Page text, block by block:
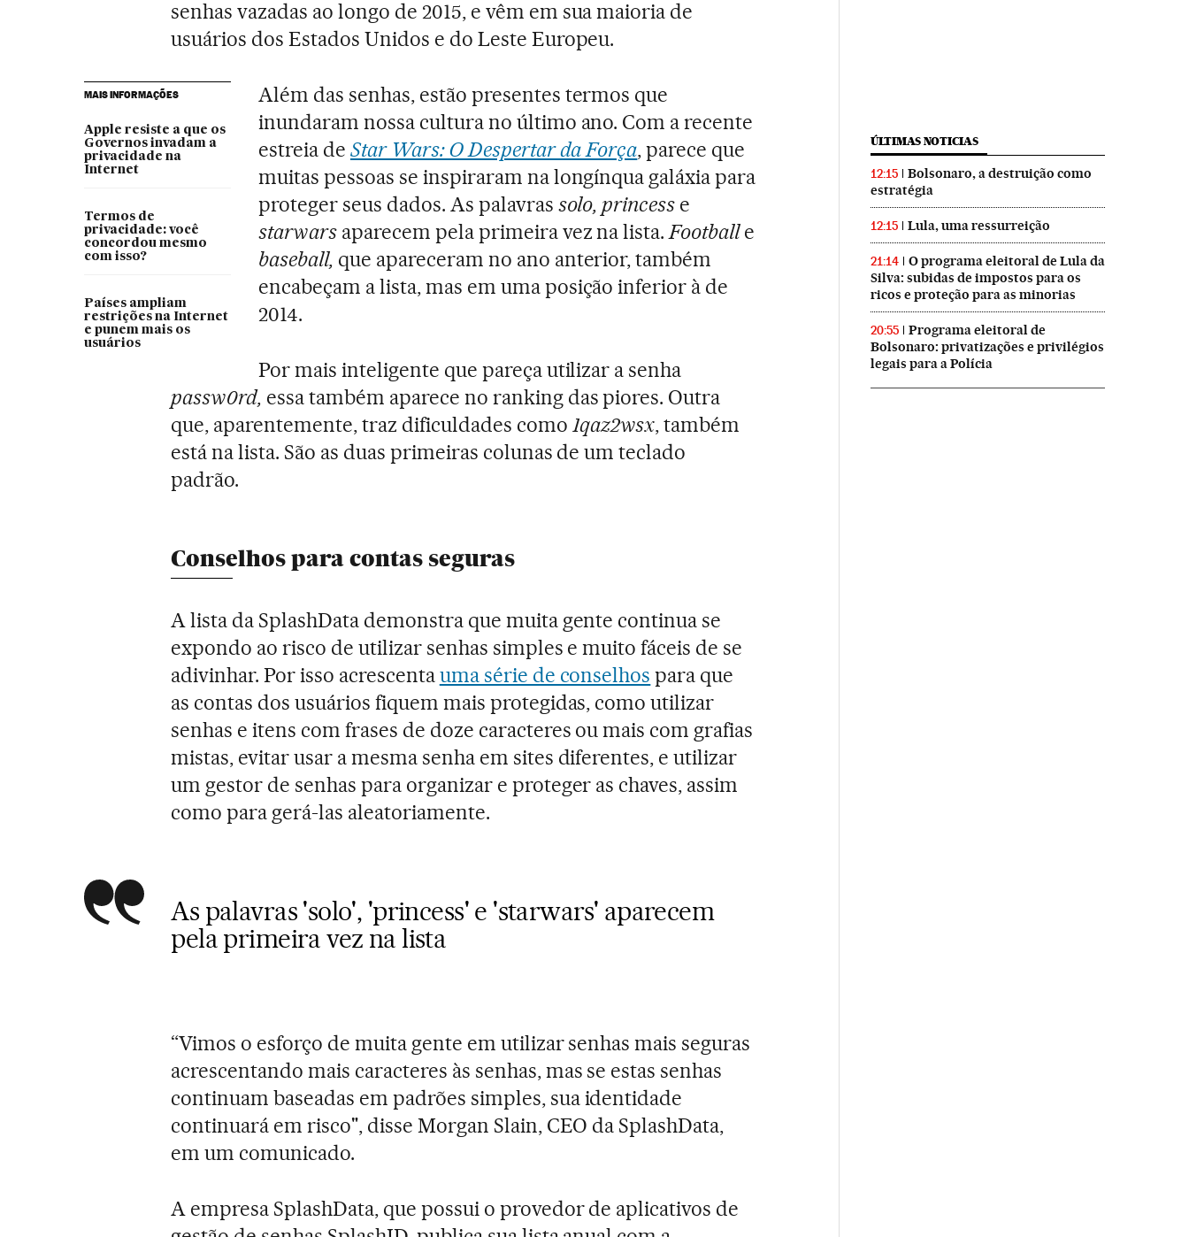
senhas vazadas ao longo de 2015, e vêm em sua maioria de
usuários dos Estados Unidos e do Leste Europeu.
MAIS INFORMAÇÕES
Apple resiste a que os
Governos invadam a
privacidade na
Internet
Termos de
privacidade: você
concordou mesmo
com isso?
Países ampliam
restrições na Internet
e punem mais os
usuários
Além das senhas, estão presentes termos que
inundaram nossa cultura no último ano. Com a recente
estreia de Star Wars: O Despertar da Força, parece que
muitas pessoas se inspiraram na longínqua galáxia para
proteger seus dados. As palavras solo, princess e
starwars aparecem pela primeira vez na lista.Footballe
baseball, que apareceram no ano anterior, também
encabeçam a lista, mas em uma posição inferior à de
2014.
Por mais inteligente que pareça utilizar a senha
passw0rd, essa também aparece no ranking das piores. Outra
que, aparentemente, traz dificuldades como 1qaz2wsx, também
está na lista. São as duas primeiras colunas de um teclado
padrão.
Conselhos para contas seguras
A lista da SplashData demonstra que muita gente continua se
expondo ao risco de utilizar senhas simples e muito fáceis de se
adivinhar. Por isso acrescentauma série de conselhos para que
as contas dos usuários fiquem mais protegidas, como utilizar
senhas e itens com frases de doze caracteres ou mais com grafias
mistas, evitar usar a mesma senha em sites diferentes, e utilizar
um gestor de senhas para organizar e proteger as chaves, assim
como para gerá-las aleatoriamente.
As palavras 'solo', 'princess' e 'starwars' aparecem
pela primeira vez na lista
“Vimos o esforço de muita gente em utilizar senhas mais seguras
acrescentando mais caracteres às senhas, mas se estas senhas
continuam baseadas em padrões simples, sua identidade
continuará em risco", disse Morgan Slain, CEO da SplashData,
em um comunicado.
A empresa SplashData, que possui o provedor de aplicativos de
ÚLTIMAS NOTICIAS
12:15
Bolsonaro, a destruição como
estratégia
12:15 Lula, uma ressurreição
21:14
O programa eleitoral de Lula da
Silva: subidas de impostos para os
ricos e proteção para as minorias
20:55
Programa eleitoral de
Bolsonaro: privatizações e privilégios
legais para a Polícia